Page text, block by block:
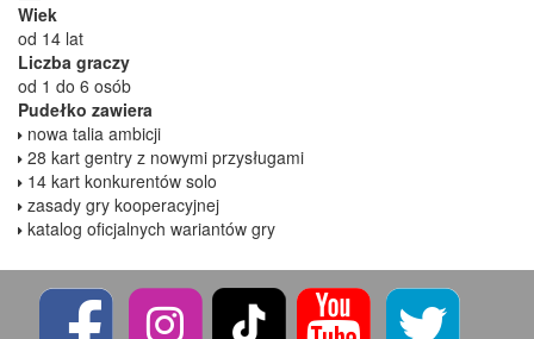
Wiek
od 14 lat
Liczba graczy
od 1 do 6 osób
Pudełko zawiera
nowa talia ambicji
28 kart gentry z nowymi przysługami
14 kart konkurentów solo
zasady gry kooperacyjnej
katalog oficjalnych wariantów gry